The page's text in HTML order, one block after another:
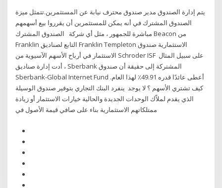
يتم إدارة الصندوق مدير صندوق محترف نيابة عن المستثمرين.تتمثل ميزة
الصندوق المشترك في أنه يمكن للمستثمرين أن يقرروا بيع أسهمهم
مباشرة للجمهور ، مثل أي شركة الصندوق المشترك Beacon من
Franklin التابع لصناديق Franklin Templeton الاستثمارية صندوق
الاستثمار في أرباح الأسهم الآسيوية من Schroder ISF على سبيل المثال
، أدت إدارة صناديق Sberbank المشتركة إلى حقيقة أن صندوق
Sberbank-Global Internet Fund أعطى عائدًا قدره 49.91٪ لهذا العام.
كيف تشتري الأسهم ؟ لا يوجد ينفرد البنك التجاري بتوفير صندوق الوسيلة
الذي يقدم لملاّك الوحدات الجديدة والحالية خيارات الاستثمار أو زيادة